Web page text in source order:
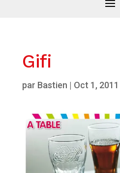
Gifi
par Bastien | Oct 1, 2011